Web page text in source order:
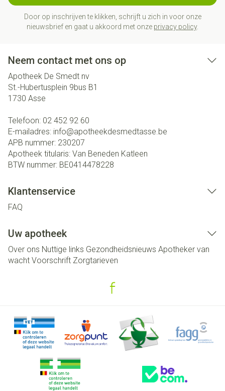
Door op inschrijven te klikken, schrijft u zich in voor onze
nieuwsbrief en gaat u akkoord met onze privacy policy.
Neem contact met ons op
Apotheek De Smedt nv
St.-Hubertusplein 9bus B1
1730 Asse
Telefoon: 02 452 92 60
E-mailadres: info@apotheekdesmedtasse.be
APB nummer: 230207
Apotheek titularis: Van Beneden Katleen
BTW nummer: BE0414478228
Klantenservice
FAQ
Uw apotheek
Over ons Nuttige links Gezondheidsnieuws Apotheker van
wacht Voorschrift Zorgtarieven